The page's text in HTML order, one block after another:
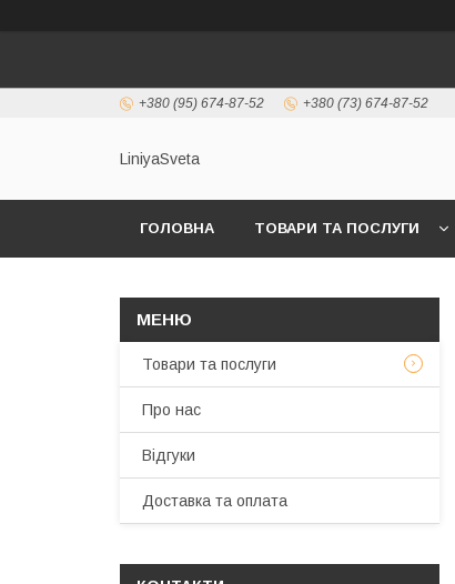
+380 (95) 674-87-52 +380 (73) 674-87-52
LiniyaSveta
ГОЛОВНА ТОВАРИ ТА ПОСЛУГИ
Товари та послуги
Про нас
Відгуки
Доставка та оплата